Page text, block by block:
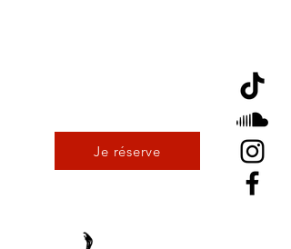
Je réserve